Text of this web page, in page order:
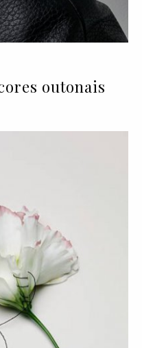
outonais